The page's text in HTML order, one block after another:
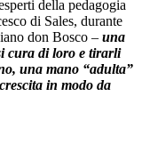
della pedagogia
di Sales, durante
don Bosco – una
cura di loro e tirarli
una mano “adulta”
in modo da